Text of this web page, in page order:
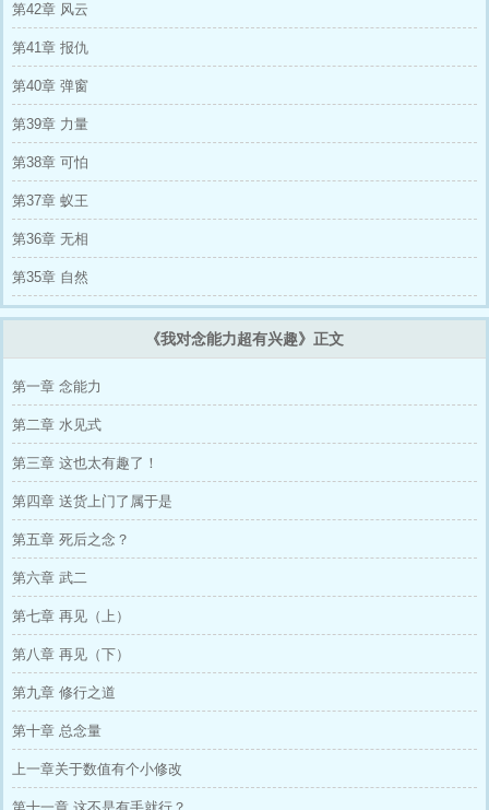
第42章 风云
第41章 报仇
第40章 弹窗
第39章 力量
第38章 可怕
第37章 蚁王
第36章 无相
第35章 自然
《我对念能力超有兴趣》正文
第一章 念能力
第二章 水见式
第三章 这也太有趣了！
第四章 送货上门了属于是
第五章 死后之念？
第六章 武二
第七章 再见（上）
第八章 再见（下）
第九章 修行之道
第十章 总念量
上一章关于数值有个小修改